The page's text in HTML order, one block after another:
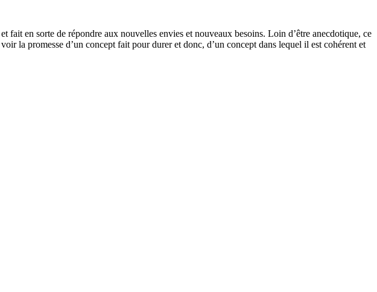
fait en sorte de répondre aux nouvelles envies et nouveaux besoins. Loin d’être anecdotique, ce
la promesse d’un concept fait pour durer et donc, d’un concept dans lequel il est cohérent et